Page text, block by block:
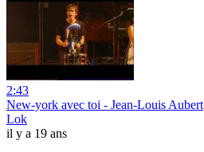
2:43
New-york avec toi - Jean-Louis Aubert
Lok
il y a 19 ans